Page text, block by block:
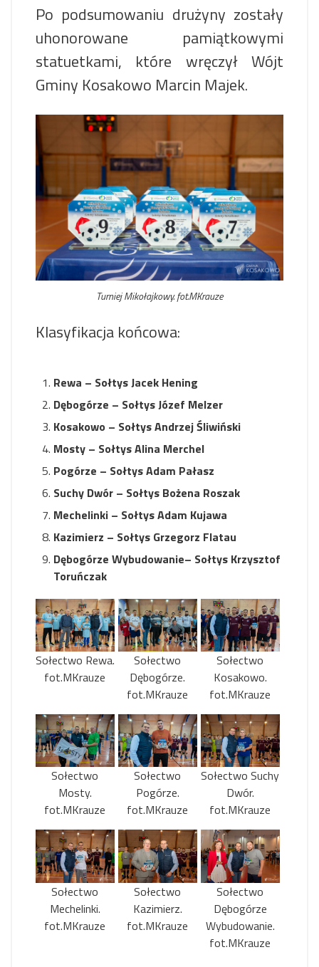
Po podsumowaniu drużyny zostały
uhonorowane pamiątkowymi
statuetkami, które wręczył Wójt
Gminy Kosakowo Marcin Majek.
Turniej Mikołajkowy. fot.MKrauze
Klasyfikacja końcowa:
Rewa – Sołtys Jacek Hening
Dębogórze – Sołtys Józef Melzer
Kosakowo – Sołtys Andrzej Śliwiński
Mosty – Sołtys Alina Merchel
Pogórze – Sołtys Adam Pałasz
Suchy Dwór – Sołtys Bożena Roszak
Mechelinki – Sołtys Adam Kujawa
Kazimierz – Sołtys Grzegorz Flatau
Dębogórze Wybudowanie– Sołtys Krzysztof
Toruńczak
Sołectwo Rewa.
fot.MKrauze
Sołectwo
Dębogórze.
fot.MKrauze
Sołectwo
Kosakowo.
fot.MKrauze
Sołectwo
Mosty.
fot.MKrauze
Sołectwo
Pogórze.
fot.MKrauze
Sołectwo Suchy
Dwór.
fot.MKrauze
Sołectwo
Mechelinki.
fot.MKrauze
Sołectwo
Kazimierz.
fot.MKrauze
Sołectwo
Dębogórze
Wybudowanie.
fot.MKrauze